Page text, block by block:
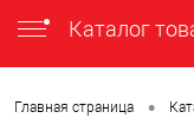
Каталог
Главная страница •